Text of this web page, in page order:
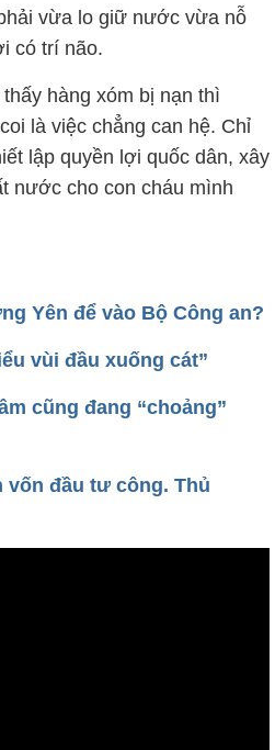
vừa lo giữ nước vừa nỗ
có trí não.
hàng xóm bị nạn thì
là việc chẳng can hệ. Chỉ
lập quyền lợi quốc dân, xây
nước cho con cháu mình
Yên để vào Bộ Công an?
vùi đầu xuống cát”
cũng đang “choảng”
vốn đầu tư công. Thủ